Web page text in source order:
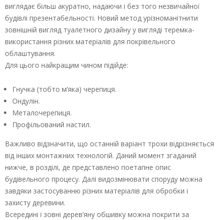
виглядає більш акуратно, надаючи і без того незвичайної
будівлі презентабельності. Новий метод урізноманітнити
зовнішній вигляд туалетного дизайну у вигляді теремка-
використання різних матеріалів для покрівельного
облаштування.
Для цього найкращим чином підійде:
Гнучка (тобто м’яка) черепиця.
Ондулін.
Металочерепиця.
Профільований настил.
Важливо відзначити, що останній варіант трохи відрізняється
від інших монтажних технологій. Даний момент згаданий
нижче, в розділі, де представлено поетапне опис
будівельного процесу. Далі видозмінювати споруду можна
завдяки застосуванню різних матеріалів для обробки і
захисту деревини.
Всередині і зовні дерев’яну обшивку можна покрити за